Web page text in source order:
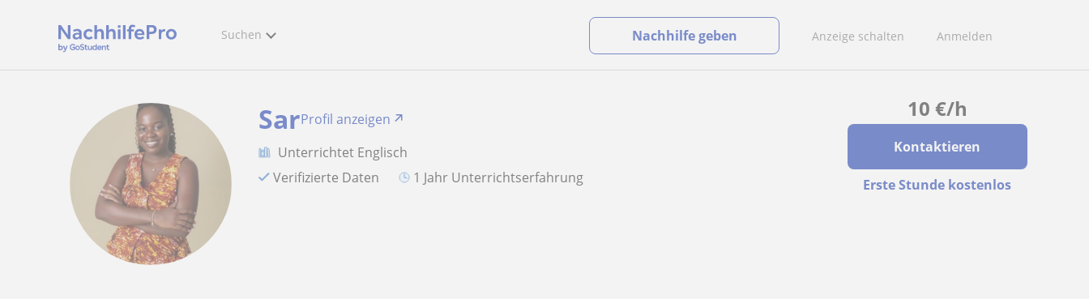
Suchen Anzeige schalten Anmelden
Nachhilfe geben
10 €/h
Kontaktieren
Erste Stunde kostenlos
SarProfil anzeigen
Unterrichtet Englisch
Verifizierte Daten
1 Jahr Unterrichtserfahrung